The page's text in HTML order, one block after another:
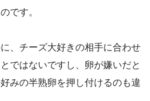
です。
、チーズ大好きの相手に合わせ
ではないですし、卵が嫌いだと
みの半熟卵を押し付けるのも違